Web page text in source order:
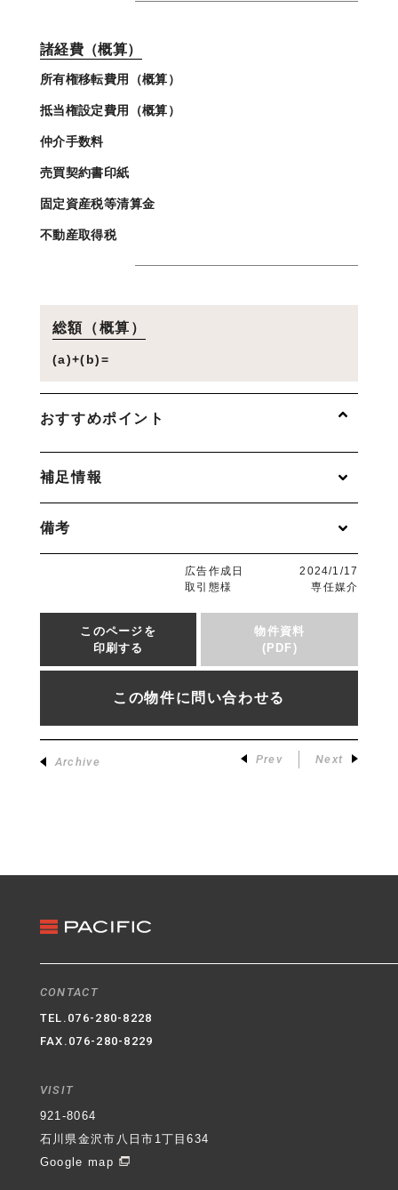
諸経費（概算）
所有権移転費用（概算）
抵当権設定費用（概算）
仲介手数料
売買契約書印紙
固定資産税等清算金
不動産取得税
総額（概算）
(a)+(b)=
おすすめポイント
補足情報
備考
広告作成日
2024/1/17
取引態様
専任媒介
このページを
印刷する
物件資料
(PDF)
この物件に問い合わせる
Archive Prev Next
CONTACT
TEL. 076-280-8228
FAX.076-280-8229
VISIT
921-8064
石川県金沢市八日市1丁目634
Google map